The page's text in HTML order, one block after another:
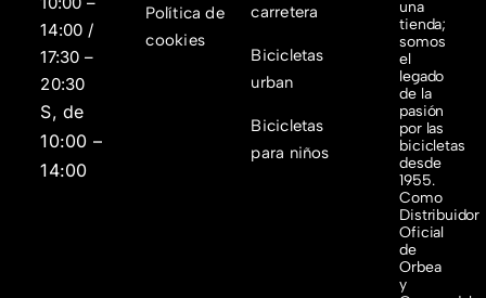
14:00 /
17:30 –
20:30
S, de
10:00 –
14:00
Política de
cookies
carretera
Bicicletas
urban
Bicicletas
para niños
una
tienda;
somos
el
legado
de la
pasión
por las
bicicletas
desde
1955.
Como
Distribuidor
Oficial
de
Orbea
y